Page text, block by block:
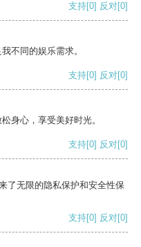
支持[0] 反对[0]
不同的娱乐需求。
支持[0] 反对[0]
身心，享受美好时光。
支持[0] 反对[0]
了无限的隐私保护和安全性保
支持[0] 反对[0]